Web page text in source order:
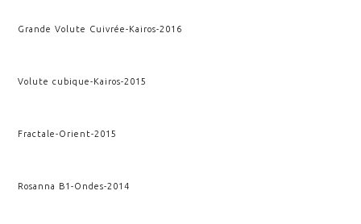
Grande Volute Cuivrée-Kairos-2016
Volute cubique-Kairos-2015
Fractale-Orient-2015
Rosanna B1-Ondes-2014